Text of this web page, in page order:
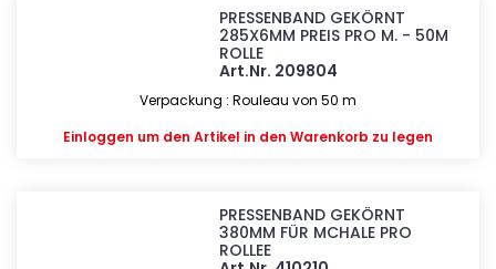
PRESSENBAND GEKÖRNT
285X6MM PREIS PRO M. - 50M
ROLLE
Art.Nr. 209804
Verpackung : Rouleau von 50 m
Einloggen um den Artikel in den Warenkorb zu legen
PRESSENBAND GEKÖRNT
380MM FÜR MCHALE PRO
ROLLEE